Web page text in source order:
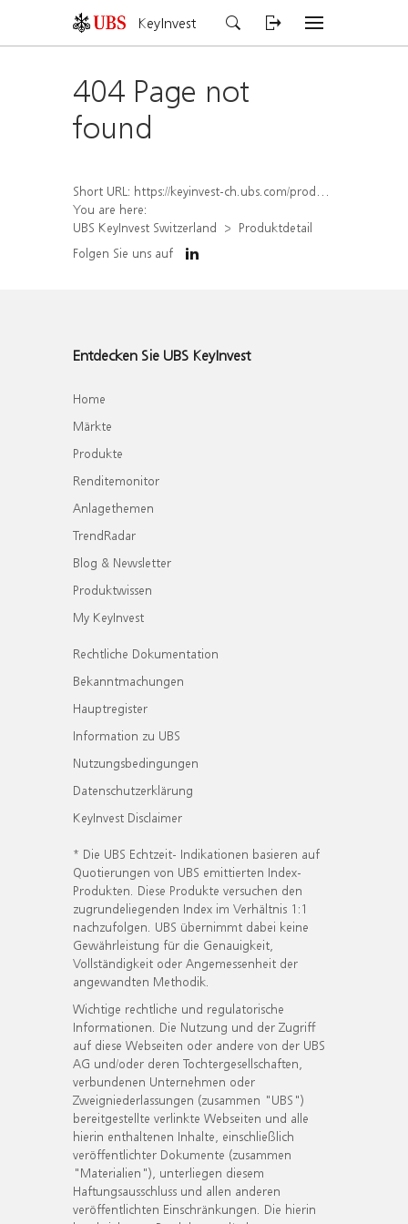
KeyInvest
404 Page not
found
Short URL: https://keyinvest-ch.ubs.com/produkt/detail/index/isin/CH1558310830
You are here:
UBS KeyInvest Switzerland
Produktdetail
Folgen Sie uns auf
Entdecken Sie UBS KeyInvest
Home
Märkte
Produkte
Renditemonitor
Anlagethemen
TrendRadar
Blog & Newsletter
Produktwissen
My KeyInvest
Rechtliche Dokumentation
Bekanntmachungen
Hauptregister
Information zu UBS
Nutzungsbedingungen
Datenschutzerklärung
KeyInvest Disclaimer
* Die UBS Echtzeit- Indikationen basieren auf
Quotierungen von UBS emittierten Index-
Produkten. Diese Produkte versuchen den
zugrundeliegenden Index im Verhältnis 1:1
nachzufolgen. UBS übernimmt dabei keine
Gewährleistung für die Genauigkeit,
Vollständigkeit oder Angemessenheit der
angewandten Methodik.
Wichtige rechtliche und regulatorische
Informationen. Die Nutzung und der Zugriff
auf diese Webseiten oder andere von der UBS
AG und/oder deren Tochtergesellschaften,
verbundenen Unternehmen oder
Zweigniederlassungen (zusammen "UBS")
bereitgestellte verlinkte Webseiten und alle
hierin enthaltenen Inhalte, einschließlich
veröffentlichter Dokumente (zusammen
"Materialien"), unterliegen diesem
Haftungsausschluss und allen anderen
veröffentlichten Einschränkungen. Die hierin